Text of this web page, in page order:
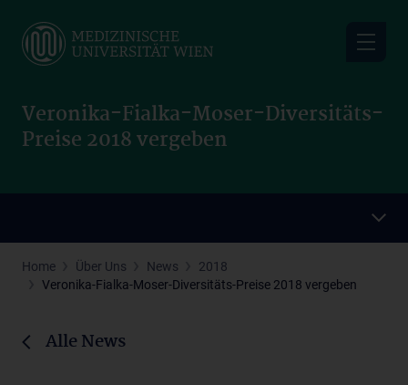
main
Veronika-Fialka-Moser-Diversitäts-
Preise 2018 vergeben
Home Über Uns News
2018
Veronika-Fialka-Moser-Diversitäts-Preise 2018 vergeben
Alle News